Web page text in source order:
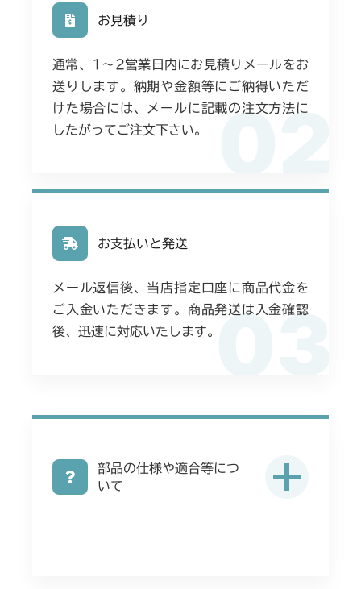
02
お見積り
通常、1〜2営業日内にお見積りメールをお
送りします。納期や金額等にご納得いただ
けた場合には、メールに記載の注文方法に
したがってご注文下さい。
03
お支払いと発送
メール返信後、当店指定口座に商品代金を
ご入金いただきます。商品発送は入金確認
後、迅速に対応いたします。
部品の仕様や適合等につ
いて